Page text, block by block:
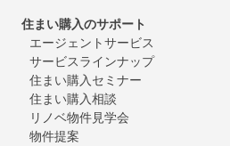
住まい購入のサポート
エージェントサービス
サービスラインナップ
住まい購入セミナー
住まい購入相談
リノベ物件見学会
物件提案